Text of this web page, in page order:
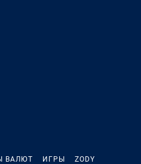
ВАЛЮТ ИГРЫ ZODY